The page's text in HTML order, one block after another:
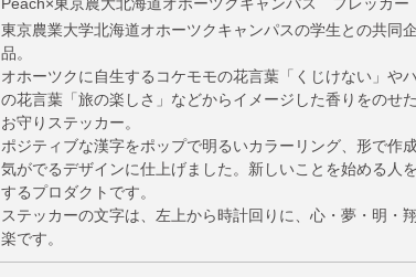
東京農業大学北海道オホーツクキャンパスの学生との共同
品。
オホーツクに自生するコケモモの花言葉「くじけない」や
の花言葉「旅の楽しさ」などからイメージした香りをのせ
お守りステッカー。
ポジティブな漢字をポップで明るいカラーリング、形で作
気がでるデザインに仕上げました。新しいことを始める人
するプロダクトです。
ステッカーの文字は、左上から時計回りに、心・夢・明・
楽です。